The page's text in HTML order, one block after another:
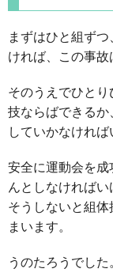
まずはひと組ず
ければ、この事故
そのうえでひと
技ならばできる
していかなければ
安全に運動会を成
んとしなければい
そうしないと組
まいます。
うのたろうでした